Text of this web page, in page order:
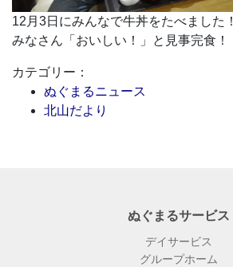
12月3日にみんなで牛丼をたべました！
みなさん「おいしい！」と見事完食！
カテゴリー：
ぬぐまるニュース
北山だより
ぬぐまるサービス
デイサービス
グループホーム